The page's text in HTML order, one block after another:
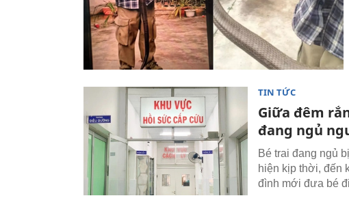
TIN TỨC
Giữa đêm
đang ngủ
Bé trai đang ngủ
hiện kịp thời, đến
đình mới đưa bé